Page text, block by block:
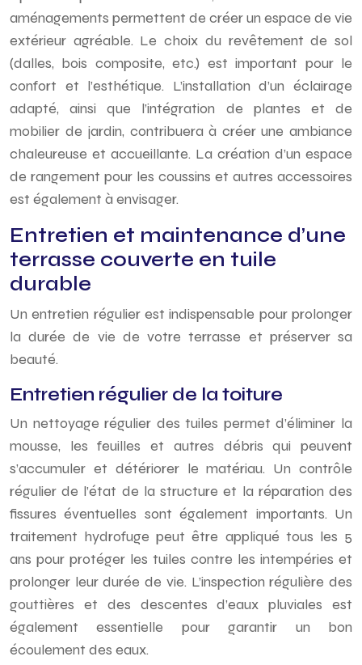
aménagements permettent de créer un espace de vie
extérieur agréable. Le choix du revêtement de sol
(dalles, bois composite, etc.) est important pour le
confort et l’esthétique. L’installation d’un éclairage
adapté, ainsi que l’intégration de plantes et de
mobilier de jardin, contribuera à créer une ambiance
chaleureuse et accueillante. La création d’un espace
de rangement pour les coussins et autres accessoires
est également à envisager.
Entretien et maintenance d’une
terrasse couverte en tuile
durable
Un entretien régulier est indispensable pour prolonger
la durée de vie de votre terrasse et préserver sa
beauté.
Entretien régulier de la toiture
Un nettoyage régulier des tuiles permet d’éliminer la
mousse, les feuilles et autres débris qui peuvent
s’accumuler et détériorer le matériau. Un contrôle
régulier de l’état de la structure et la réparation des
fissures éventuelles sont également importants. Un
traitement hydrofuge peut être appliqué tous les 5
ans pour protéger les tuiles contre les intempéries et
prolonger leur durée de vie. L’inspection régulière des
gouttières et des descentes d’eaux pluviales est
également essentielle pour garantir un bon
écoulement des eaux.